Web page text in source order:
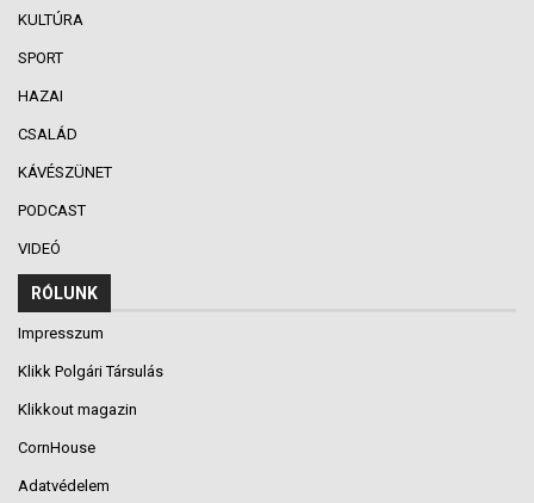
KULTÚRA
SPORT
HAZAI
CSALÁD
KÁVÉSZÜNET
PODCAST
VIDEÓ
RÓLUNK
Impresszum
Klikk Polgári Társulás
Klikkout magazin
CornHouse
Adatvédelem